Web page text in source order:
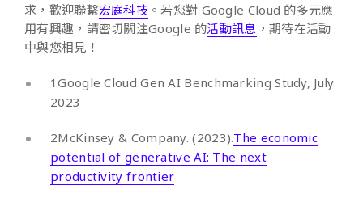
求，歡迎聯繫宏庭科技 。若您對 Google Cloud 的多元應
用有興趣，請密切關注Google 的活動訊息 ，期待在活動
中與您相見！
1Google Cloud Gen AI Benchmarking Study, July
2023
2McKinsey & Company. (2023).The economic
potential of generative AI: The next
productivity frontier